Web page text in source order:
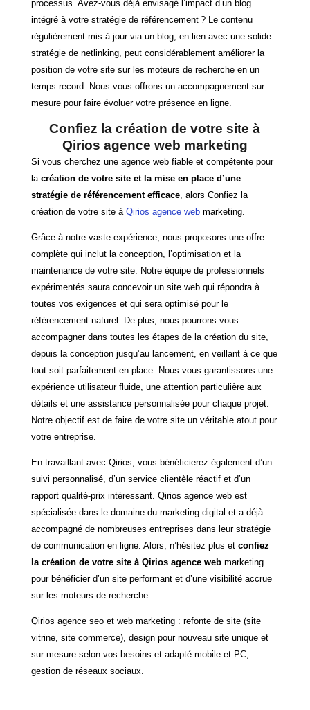
processus. Avez-vous déjà envisagé l’impact d’un blog
intégré à votre stratégie de référencement ? Le contenu
régulièrement mis à jour via un blog, en lien avec une solide
stratégie de netlinking, peut considérablement améliorer la
position de votre site sur les moteurs de recherche en un
temps record. Nous vous offrons un accompagnement sur
mesure pour faire évoluer votre présence en ligne.
Confiez la création de votre site à
Qirios agence web marketing
Si vous cherchez une agence web fiable et compétente pour
la création de votre site et la mise en place d’une
stratégie de référencement efficace, alors Confiez la
création de votre site à Qirios agence webmarketing.
Grâce à notre vaste expérience, nous proposons une offre
complètequi inclut la conception, l’optimisation et la
maintenance de votre site. Notre équipe de professionnels
expérimentés saura concevoir un site web qui répondra à
toutes vos exigences et qui sera optimisé pour le
référencement naturel. De plus, nous pourrons vous
accompagner dans toutes les étapes de la création du site,
depuis la conception jusqu’au lancement, en veillant à ce que
tout soit parfaitement en place. Nous vous garantissons une
expérience utilisateur fluide, une attention particulière aux
détails et une assistance personnalisée pour chaque projet.
Notre objectif est de faire de votre site un véritable atout pour
votre entreprise.
En travaillant avec Qirios, vous bénéficierez également d’un
suivi personnalisé, d’un service clientèle réactif et d’un
rapport qualité-prix intéressant. Qirios agence web est
spécialisée dans le domaine du marketing digital et a déjà
accompagné de nombreuses entreprises dans leur stratégie
de communication en ligne. Alors, n’hésitez plus et confiez
la création de votre site à Qirios agence webmarketing
pour bénéficier d’un site performant et d’une visibilité accrue
sur les moteurs de recherche.
Qirios agence seo et web marketing : refonte de site (site
vitrine, site commerce), design pour nouveau site unique et
sur mesure selon vos besoins et adapté mobile et PC,
gestion de réseaux sociaux.